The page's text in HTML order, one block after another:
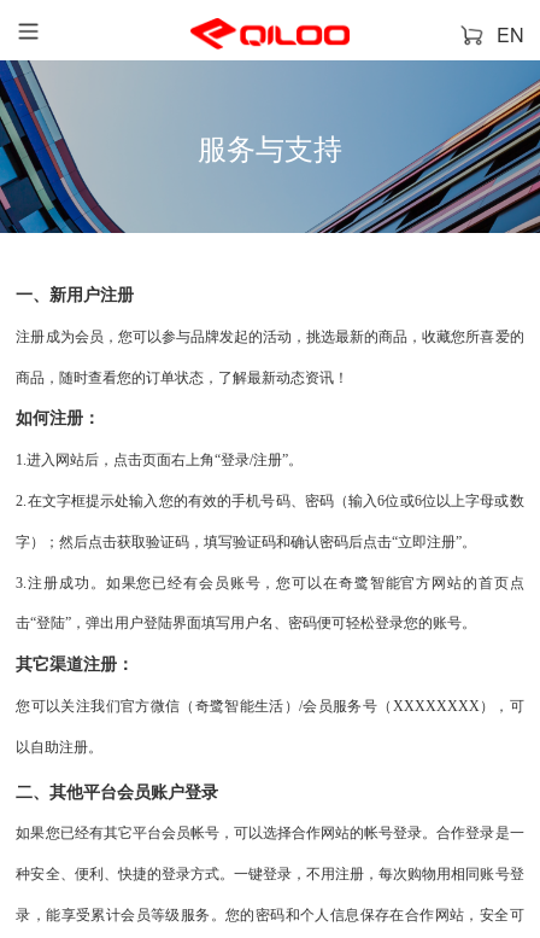
EN
服务与支持
一、新用户注册
注册成为会员，您可以参与品牌发起的活动，挑选最新的商品，收藏您所喜爱的
商品，随时查看您的订单状态，了解最新动态资讯！
如何注册：
1.进入网站后，点击页面右上角“登录/注册”。
2.在文字框提示处输入您的有效的手机号码、密码（输入6位或6位以上字母或数
字）；然后点击获取验证码，填写验证码和确认密码后点击“立即注册”。
3. 注册成功。如果您已经有会员账号，您可以在奇鹭智能官方网站的首页点
击“登陆”，弹出用户登陆界面填写用户名、密码便可轻松登录您的账号。
其它渠道注册：
您可以关注我们官方微信（奇鹭智能生活）/会员服务号（XXXXXXXX），可
以自助注册。
二、其他平台会员账户登录
如果您已经有其它平台会员帐号，可以选择合作网站的帐号登录。合作登录是一
种安全、便利、快捷的登录方式。一键登录，不用注册，每次购物用相同账号登
录，能享受累计会员等级服务。您的密码和个人信息保存在合作网站，安全可